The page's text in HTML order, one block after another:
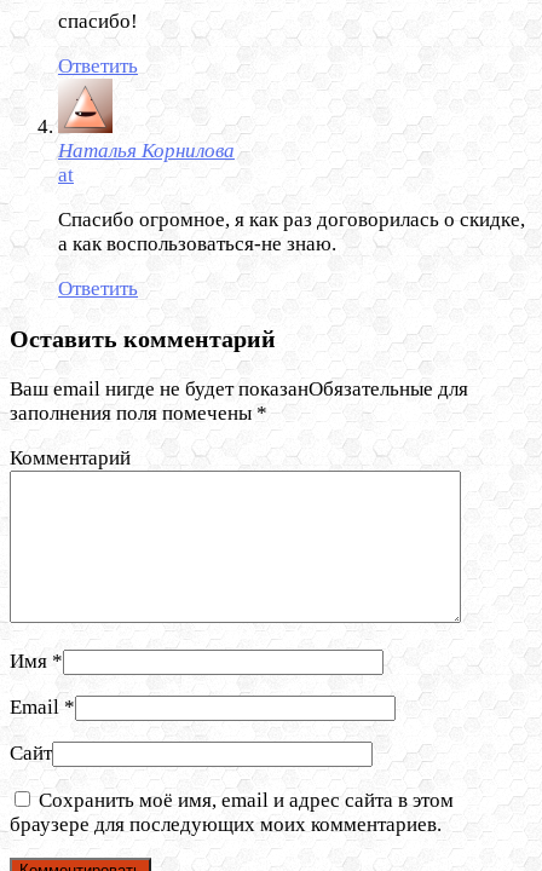
спасибо!
Ответить
Наталья Корнилова
at
Спасибо огромное, я как раз договорилась о скидке,
а как воспользоваться-не знаю.
Ответить
Оставить комментарий
Ваш email нигде не будет показанОбязательные для
заполнения поля помечены *
Комментарий
Имя *
Email *
Сайт
Сохранить моё имя, email и адрес сайта в этом
браузере для последующих моих комментариев.